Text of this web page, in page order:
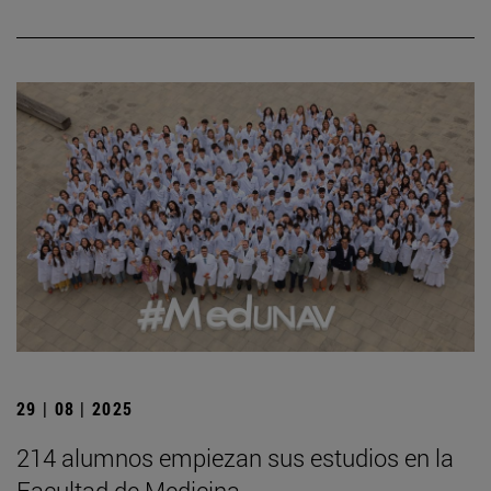
29 | 08 | 2025
214 alumnos empiezan sus estudios en la